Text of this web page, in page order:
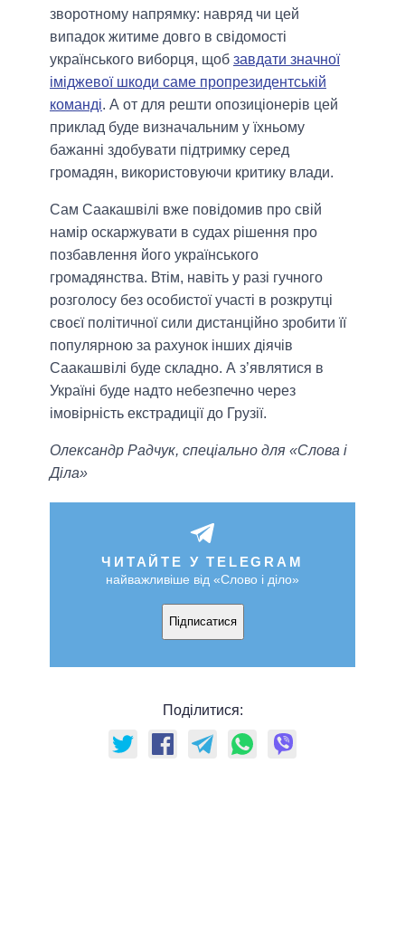
зворотному напрямку: навряд чи цей
випадок житиме довго в свідомості
українського виборця, щоб завдати значної
іміджевої шкоди саме пропрезидентській
команді. А от для решти опозиціонерів цей
приклад буде визначальним у їхньому
бажанні здобувати підтримку серед
громадян, використовуючи критику влади.
Сам Саакашвілі вже повідомив про свій
намір оскаржувати в судах рішення про
позбавлення його українського
громадянства. Втім, навіть у разі гучного
розголосу без особистої участі в розкрутці
своєї політичної сили дистанційно зробити її
популярною за рахунок інших діячів
Саакашвілі буде складно. А з’являтися в
Україні буде надто небезпечно через
імовірність екстрадиції до Грузії.
Олександр Радчук, спеціально для «Слова і
Діла»
ЧИТАЙТЕ У TELEGRAM
найважливіше від «Слово і діло»
Підписатися
Поділитися: